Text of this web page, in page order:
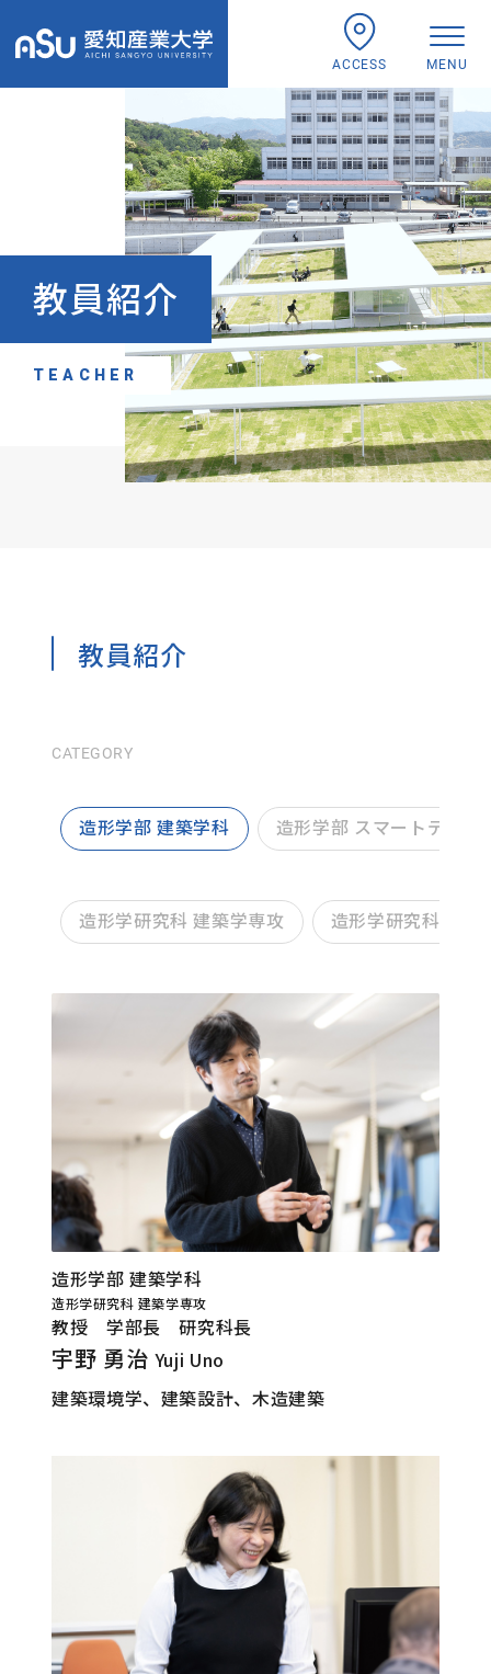
ACCESS MENU
教員紹介
TEACHER
教員紹介
CATEGORY
造形学部 建築学科 造形学部 スマートデザイ
造形学研究科 建築学専攻 造形学研究科 デザ
造形学部 建築学科
造形学研究科 建築学専攻
教授 学部長 研究科長
宇野 勇治Yuji Uno
建築環境学、建築設計、木造建築